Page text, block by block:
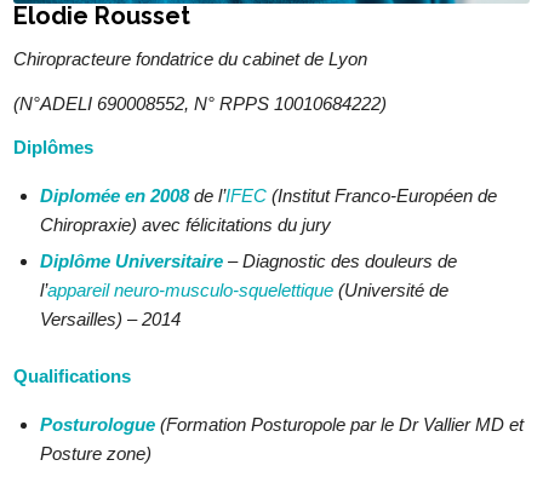
Elodie Rousset
Chiropracteure fondatrice du cabinet de Lyon
(N°ADELI 690008552, N° RPPS 10010684222)
Diplômes
Diplomée en 2008de l’IFEC (Institut Franco-Européen de
Chiropraxie) avec félicitations du jury
Diplôme Universitaire – Diagnostic des douleurs de
l’appareil neuro-musculo-squelettique(Université de
Versailles) – 2014
Qualifications
Posturologue (Formation Posturopole par le Dr Vallier MD et
Posture zone)